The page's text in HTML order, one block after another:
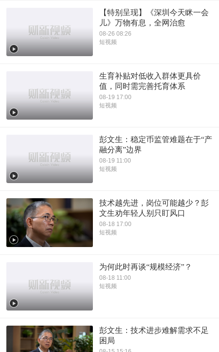
【特别呈现】《深圳今天眯一会
儿》万物有息，全网治愈
08-26 08:26
短视频
生育补贴对低收入群体更具价
值，同时需完善托育体系
08-19 17:00
短视频
彭文生：稳定币监管难题在于“产
融分离”边界
08-19 11:00
短视频
技术越先进，岗位可能越少？彭
文生劝年轻人别只盯风口
08-18 17:00
短视频
为何此时再谈“规模经济”？
08-18 11:00
短视频
彭文生：技术进步难解需求不足
困局